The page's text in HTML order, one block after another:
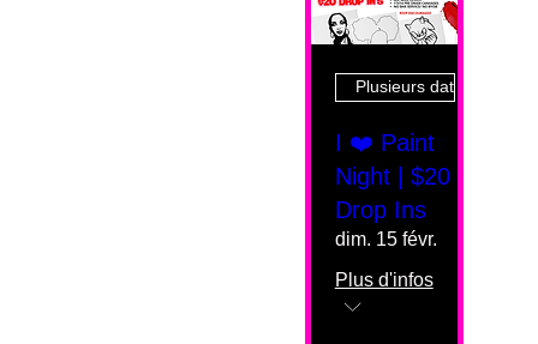
Plusieurs dates
I ❤️ Paint
Night | $20
Drop Ins
dim. 15 févr.
Plus d'infos